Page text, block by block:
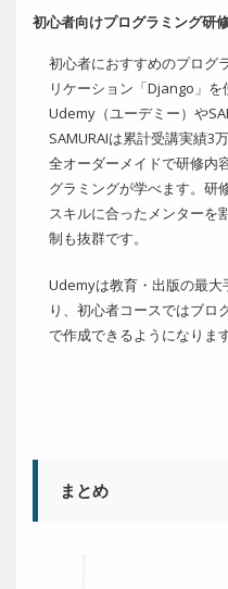
初心者向けプログラミング研
初心者におすすめのプログ
リケーション「Django」を
Udemy（ユーデミー）や
SAMURAIは累計受講実績3
全オーダーメイドで研修内
グラミングが学べます。研
スキルに合ったメンターを
制も抜群です。
Udemyは教育・出版の最
り、初心者コースではブロ
で作成できるようになります
まとめ